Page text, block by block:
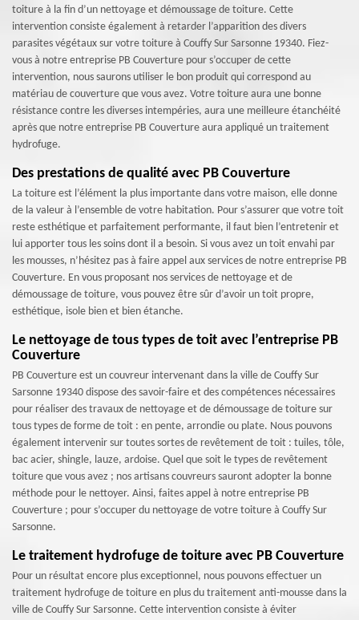
toiture à la fin d’un nettoyage et démoussage de toiture. Cette
intervention consiste également à retarder l’apparition des divers
parasites végétaux sur votre toiture à Couffy Sur Sarsonne 19340. Fiez-
vous à notre entreprise PB Couverture pour s’occuper de cette
intervention, nous saurons utiliser le bon produit qui correspond au
matériau de couverture que vous avez. Votre toiture aura une bonne
résistance contre les diverses intempéries, aura une meilleure étanchéité
après que notre entreprise PB Couverture aura appliqué un traitement
hydrofuge.
Des prestations de qualité avec PB Couverture
La toiture est l’élément la plus importante dans votre maison, elle donne
de la valeur à l’ensemble de votre habitation. Pour s’assurer que votre toit
reste esthétique et parfaitement performante, il faut bien l’entretenir et
lui apporter tous les soins dont il a besoin. Si vous avez un toit envahi par
les mousses, n’hésitez pas à faire appel aux services de notre entreprise PB
Couverture. En vous proposant nos services de nettoyage et de
démoussage de toiture, vous pouvez être sûr d’avoir un toit propre,
esthétique, isole bien et bien étanche.
Le nettoyage de tous types de toit avec l’entreprise PB
Couverture
PB Couverture est un couvreur intervenant dans la ville de Couffy Sur
Sarsonne 19340 dispose des savoir-faire et des compétences nécessaires
pour réaliser des travaux de nettoyage et de démoussage de toiture sur
tous types de forme de toit : en pente, arrondie ou plate. Nous pouvons
également intervenir sur toutes sortes de revêtement de toit : tuiles, tôle,
bac acier, shingle, lauze, ardoise. Quel que soit le types de revêtement
toiture que vous avez ; nos artisans couvreurs sauront adopter la bonne
méthode pour le nettoyer. Ainsi, faites appel à notre entreprise PB
Couverture ; pour s’occuper du nettoyage de votre toiture à Couffy Sur
Sarsonne.
Le traitement hydrofuge de toiture avec PB Couverture
Pour un résultat encore plus exceptionnel, nous pouvons effectuer un
traitement hydrofuge de toiture en plus du traitement anti-mousse dans la
ville de Couffy Sur Sarsonne. Cette intervention consiste à éviter